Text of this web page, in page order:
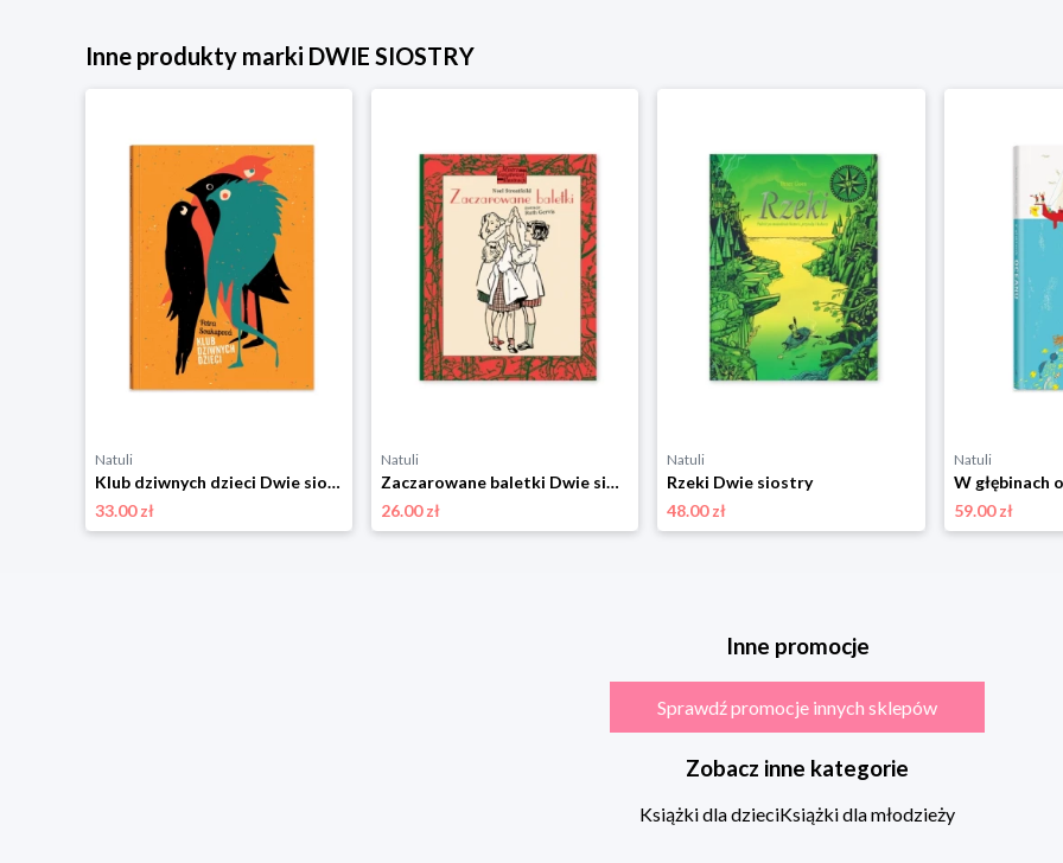
Inne produkty marki DWIE SIOSTRY
Natuli
Klub dziwnych dzieci Dwie siostry
33.00 zł
Natuli
Zaczarowane baletki Dwie siostry
26.00 zł
Natuli
Rzeki Dwie siostry
48.00 zł
Natuli
59.00 zł
Inne promocje
Sprawdź promocje innych sklepów
Zobacz inne kategorie
Książki dla dzieciKsiążki dla młodzieży